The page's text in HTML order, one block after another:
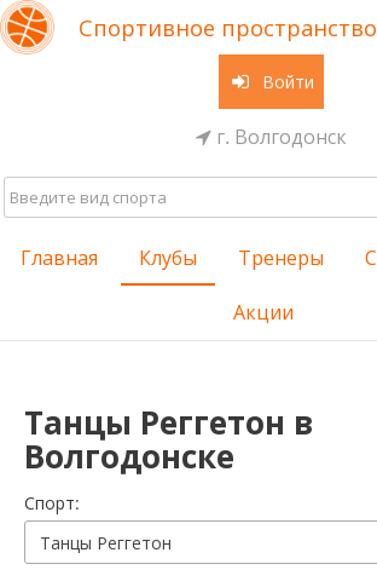
Спортивное пространство
Войти
г. Волгодонск
Главная Клубы Тренеры
Акции
Танцы Реггетон в
Волгодонске
Cпорт:
Танцы Реггетон